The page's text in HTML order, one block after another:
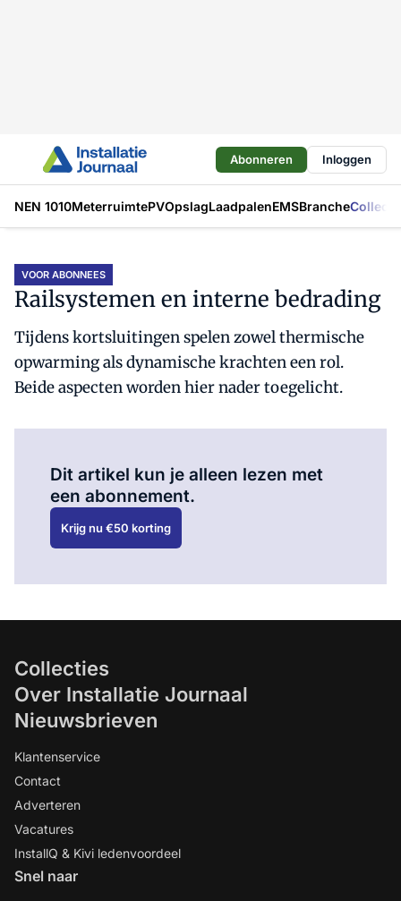
Abonneren Inloggen
NEN 1010MeterruimtePVOpslagLaadpalenEMSBranche
VOOR ABONNEES
Railsystemen en interne bedrading
Tijdens kortsluitingen spelen zowel thermische
opwarming als dynamische krachten een rol.
Beide aspecten worden hier nader toegelicht.
Dit artikel kun je alleen lezen met
een abonnement.
Krijg nu €50 korting
Collecties
Over Installatie Journaal
Nieuwsbrieven
Klantenservice
Contact
Adverteren
Vacatures
InstallQ & Kivi ledenvoordeel
Snel naar